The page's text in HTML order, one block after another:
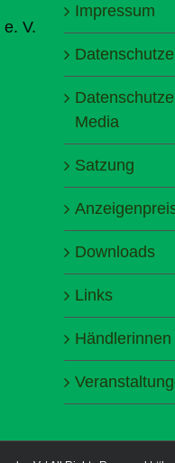
V.
Impressum
Media
Satzung
Downloads
Links